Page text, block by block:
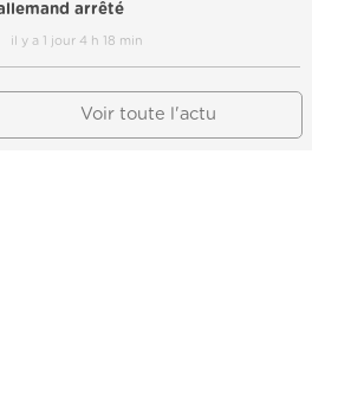
arrêté
il y a 1 jour 4 h 18 min
Voir toute l'actu